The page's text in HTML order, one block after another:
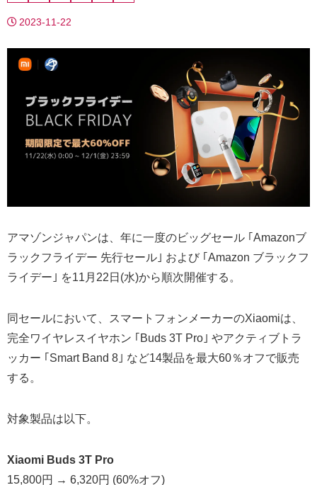
2023-11-22
アマゾンジャパンは、年に一度のビッグセール ｢Amazonブ
ラックフライデー 先行セール｣ および ｢Amazon ブラックフ
ライデー｣ を11月22日(水)から順次開催する。
同セールにおいて、スマートフォンメーカーのXiaomiは、
完全ワイヤレスイヤホン ｢Buds 3T Pro｣ やアクティブトラ
ッカー ｢Smart Band 8｣ など14製品を最大60％オフで販売
する。
対象製品は以下。
Xiaomi Buds 3T Pro
15,800円 → 6,320円 (60%オフ)